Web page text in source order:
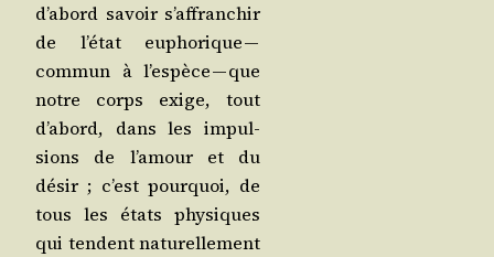
d’a­bord savoir s’af­fran­chir
de l’é­tat eupho­rique —
com­mun à l’es­pèce — que
notre corps exige, tout
d’a­bord, dans les impul­
sions de l’a­mour et du
désir ; c’est pour­quoi, de
tous les états phy­siques
qui tendent natu­rel­le­ment